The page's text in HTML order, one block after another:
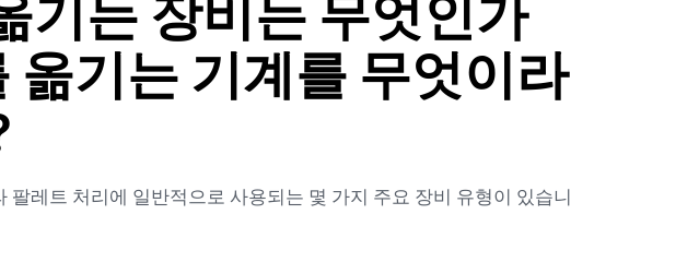
기는 장비는 무엇인가
옮기는 기계를 무엇이라
팔레트 처리에 일반적으로 사용되는 몇 가지 주요 장비 유형이 있습니